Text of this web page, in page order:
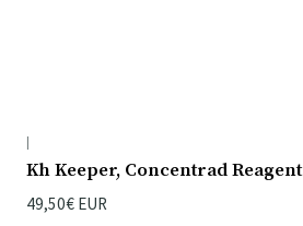
|
Kh Keeper, Concentrad Reagent
49,50€ EUR